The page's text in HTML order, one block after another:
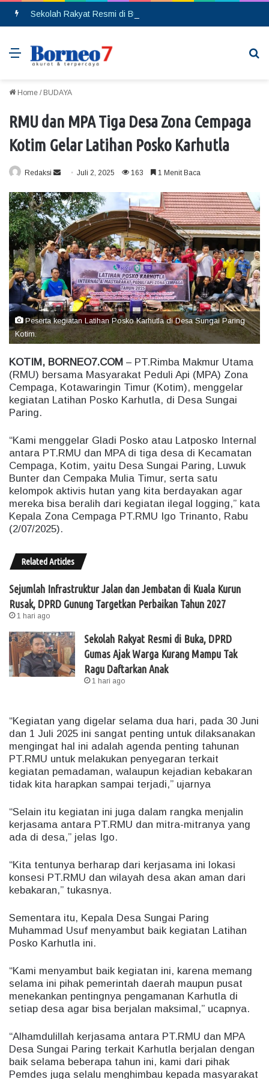
Menu
Home / BUDAYA
RMU dan MPA Tiga Desa Zona Cempaga
Kotim Gelar Latihan Posko Karhutla
Redaksi
n
d
a
n
e
m
a
i
l
Juli 2, 2025 163 1 Menit Baca
Peserta kegiatan Latihan Posko Karhutla di Desa Sungai Paring
Kotim.
KOTIM, BORNEO7.COM – PT.Rimba Makmur Utama
(RMU) bersama Masyarakat Peduli Api (MPA) Zona
Cempaga, Kotawaringin Timur (Kotim), menggelar
kegiatan Latihan Posko Karhutla, di Desa Sungai
Paring.
“Kami menggelar Gladi Posko atau Latposko Internal
antara PT.RMU dan MPA di tiga desa di Kecamatan
Cempaga, Kotim, yaitu Desa Sungai Paring, Luwuk
Bunter dan Cempaka Mulia Timur, serta satu
kelompok aktivis hutan yang kita berdayakan agar
mereka bisa beralih dari kegiatan ilegal logging,” kata
Kepala Zona Cempaga PT.RMU Igo Trinanto, Rabu
(2/07/2025).
Related Articles
Sejumlah Infrastruktur Jalan dan Jembatan di Kuala Kurun
Rusak, DPRD Gunung Targetkan Perbaikan Tahun 2027
1 hari ago
Sekolah Rakyat Resmi di Buka, DPRD
Gumas Ajak Warga Kurang Mampu Tak
Ragu Daftarkan Anak
1 hari ago
“Kegiatan yang digelar selama dua hari, pada 30 Juni
dan 1 Juli 2025 ini sangat penting untuk dilaksanakan
mengingat hal ini adalah agenda penting tahunan
PT.RMU untuk melakukan penyegaran terkait
kegiatan pemadaman, walaupun kejadian kebakaran
tidak kita harapkan sampai terjadi,” ujarnya
“Selain itu kegiatan ini juga dalam rangka menjalin
kerjasama antara PT.RMU dan mitra-mitranya yang
ada di desa,” jelas Igo.
“Kita tentunya berharap dari kerjasama ini lokasi
konsesi PT.RMU dan wilayah desa akan aman dari
kebakaran,” tukasnya.
Sementara itu, Kepala Desa Sungai Paring
Muhammad Usuf menyambut baik kegiatan Latihan
Posko Karhutla ini.
“Kami menyambut baik kegiatan ini, karena memang
selama ini pihak pemerintah daerah maupun pusat
menekankan pentingnya pengamanan Karhutla di
setiap desa agar bisa berjalan maksimal,” ucapnya.
“Alhamdulillah kerjasama antara PT.RMU dan MPA
Desa Sungai Paring terkait Karhutla berjalan dengan
baik selama beberapa tahun ini, kami dari pihak
Pemdes juga selalu menghimbau kepada masyarakat